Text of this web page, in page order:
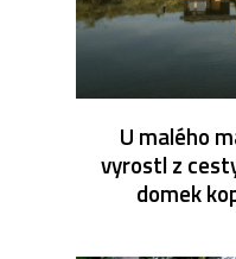
U malého
vyrostl z
domek